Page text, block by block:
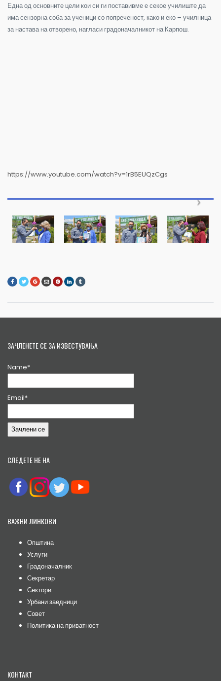
Една од основните цели кои си ги поставивме е секое училиште да
има сензорна соба за ученици со попреченост, како и еко – училница
за настава на отворено, нагласи градоначалникот на Карпош.
https://www.youtube.com/watch?v=1rB5EUQzCgs
ЗАЧЛЕНЕТЕ СЕ ЗА ИЗВЕСТУВАЊА
Name*
Email*
СЛЕДЕТЕ НЕ НА
ВАЖНИ ЛИНКОВИ
Општина
Услуги
Градоначалник
Секретар
Сектори
Урбани заедници
Совет
Политика на приватност
КОНТАКТ